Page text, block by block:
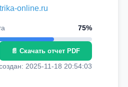
online.ru
75%
📄 Скачать отчет PDF
2025-11-18 20:54:03